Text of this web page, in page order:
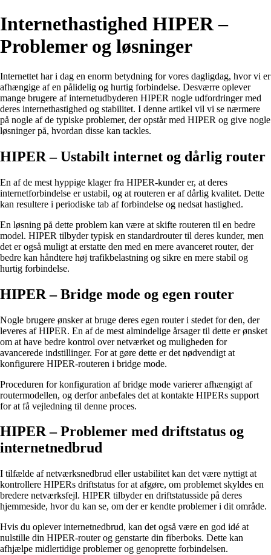
Internethastighed HIPER –
Problemer og løsninger
Internettet har i dag en enorm betydning for vores dagligdag, hvor vi er
afhængige af en pålidelig og hurtig forbindelse. Desværre oplever
mange brugere af internetudbyderen HIPER nogle udfordringer med
deres internethastighed og stabilitet. I denne artikel vil vi se nærmere
på nogle af de typiske problemer, der opstår med HIPER og give nogle
løsninger på, hvordan disse kan tackles.
HIPER – Ustabilt internet og dårlig router
En af de mest hyppige klager fra HIPER-kunder er, at deres
internetforbindelse er ustabil, og at routeren er af dårlig kvalitet. Dette
kan resultere i periodiske tab af forbindelse og nedsat hastighed.
En løsning på dette problem kan være at skifte routeren til en bedre
model. HIPER tilbyder typisk en standardrouter til deres kunder, men
det er også muligt at erstatte den med en mere avanceret router, der
bedre kan håndtere høj trafikbelastning og sikre en mere stabil og
hurtig forbindelse.
HIPER – Bridge mode og egen router
Nogle brugere ønsker at bruge deres egen router i stedet for den, der
leveres af HIPER. En af de mest almindelige årsager til dette er ønsket
om at have bedre kontrol over netværket og muligheden for
avancerede indstillinger. For at gøre dette er det nødvendigt at
konfigurere HIPER-routeren i bridge mode.
Proceduren for konfiguration af bridge mode varierer afhængigt af
routermodellen, og derfor anbefales det at kontakte HIPERs support
for at få vejledning til denne proces.
HIPER – Problemer med driftstatus og
internetnedbrud
I tilfælde af netværksnedbrud eller ustabilitet kan det være nyttigt at
kontrollere HIPERs driftstatus for at afgøre, om problemet skyldes en
bredere netværksfejl. HIPER tilbyder en driftstatusside på deres
hjemmeside, hvor du kan se, om der er kendte problemer i dit område.
Hvis du oplever internetnedbrud, kan det også være en god idé at
nulstille din HIPER-router og genstarte din fiberboks. Dette kan
afhjælpe midlertidige problemer og genoprette forbindelsen.